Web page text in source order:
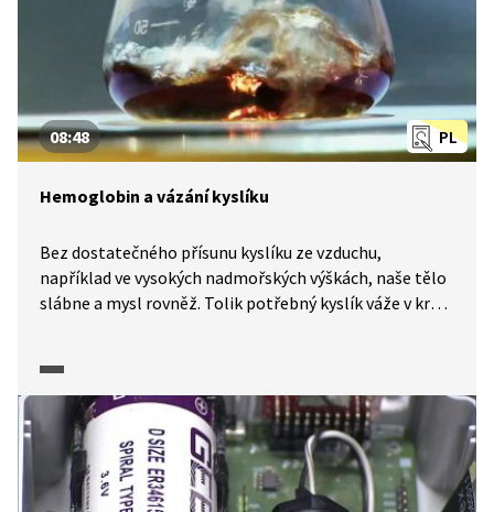
PL
08:48
Hemoglobin a vázání kyslíku
Bez dostatečného přísunu kyslíku ze vzduchu,
například ve vysokých nadmořských výškách, naše tělo
slábne a mysl rovněž. Tolik potřebný kyslík váže v krvi
kyslík. Jsou to speciální borové klastry, které stejně
jako hemoglobin umí zase kyslík za vhodných
podmínek pustit.